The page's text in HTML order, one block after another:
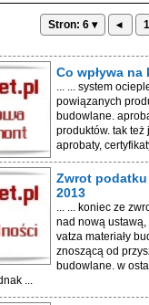
Stron: 6 ▾ ◂ 1
Co wpływa
... ... system
powiązanych
budowlane.
produktów. tak
aprobaty,
Zwrot podatku
2013
... ... koniec ze
nad nową ustawą,
vatza materiały
znoszącą od
budowlane. w
...